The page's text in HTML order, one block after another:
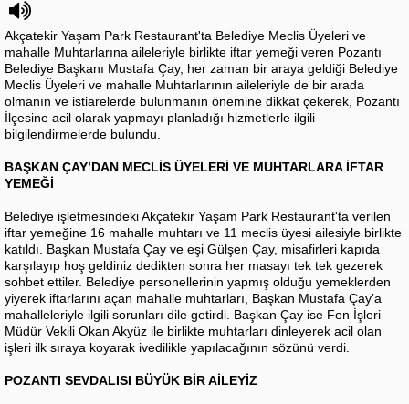
Akçatekir Yaşam Park Restaurant'ta Belediye Meclis Üyeleri ve
mahalle Muhtarlarına aileleriyle birlikte iftar yemeği veren Pozantı
Belediye Başkanı Mustafa Çay, her zaman bir araya geldiği Belediye
Meclis Üyeleri ve mahalle Muhtarlarının aileleriyle de bir arada
olmanın ve istiarelerde bulunmanın önemine dikkat çekerek, Pozantı
İlçesine acil olarak yapmayı planladığı hizmetlerle ilgili
bilgilendirmelerde bulundu.
BAŞKAN ÇAY’DAN MECLİS ÜYELERİ VE MUHTARLARA İFTAR
YEMEĞİ
Belediye işletmesindeki Akçatekir Yaşam Park Restaurant'ta verilen
iftar yemeğine 16 mahalle muhtarı ve 11 meclis üyesi ailesiyle birlikte
katıldı. Başkan Mustafa Çay ve eşi Gülşen Çay, misafirleri kapıda
karşılayıp hoş geldiniz dedikten sonra her masayı tek tek gezerek
sohbet ettiler. Belediye personellerinin yapmış olduğu yemeklerden
yiyerek iftarlarını açan mahalle muhtarları, Başkan Mustafa Çay’a
mahalleleriyle ilgili sorunları dile getirdi. Başkan Çay ise Fen İşleri
Müdür Vekili Okan Akyüz ile birlikte muhtarları dinleyerek acil olan
işleri ilk sıraya koyarak ivedilikle yapılacağının sözünü verdi.
POZANTI SEVDALISI BÜYÜK BİR AİLEYİZ